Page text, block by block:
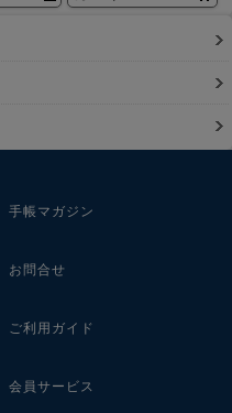
手帳マガジン
お問合せ
ご利用ガイド
会員サービス